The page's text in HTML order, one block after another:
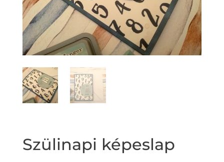
Szülinapi képeslap